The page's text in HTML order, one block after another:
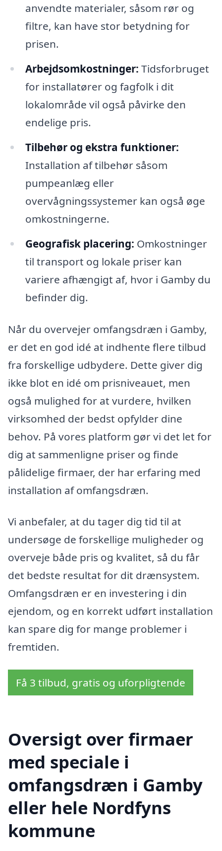
anvendte materialer, såsom rør og
filtre, kan have stor betydning for
prisen.
Arbejdsomkostninger: Tidsforbruget
for installatører og fagfolk i dit
lokalområde vil også påvirke den
endelige pris.
Tilbehør og ekstra funktioner:
Installation af tilbehør såsom
pumpeanlæg eller
overvågningssystemer kan også øge
omkostningerne.
Geografisk placering: Omkostninger
til transport og lokale priser kan
variere afhængigt af, hvor i Gamby du
befinder dig.
Når du overvejer omfangsdræn i Gamby,
er det en god idé at indhente flere tilbud
fra forskellige udbydere. Dette giver dig
ikke blot en idé om prisniveauet, men
også mulighed for at vurdere, hvilken
virksomhed der bedst opfylder dine
behov. På vores platform gør vi det let for
dig at sammenligne priser og finde
pålidelige firmaer, der har erfaring med
installation af omfangsdræn.
Vi anbefaler, at du tager dig tid til at
undersøge de forskellige muligheder og
overveje både pris og kvalitet, så du får
det bedste resultat for dit drænsystem.
Omfangsdræn er en investering i din
ejendom, og en korrekt udført installation
kan spare dig for mange problemer i
fremtiden.
Få 3 tilbud, gratis og uforpligtende
Oversigt over firmaer
med speciale i
omfangsdræn i Gamby
eller hele Nordfyns
kommune